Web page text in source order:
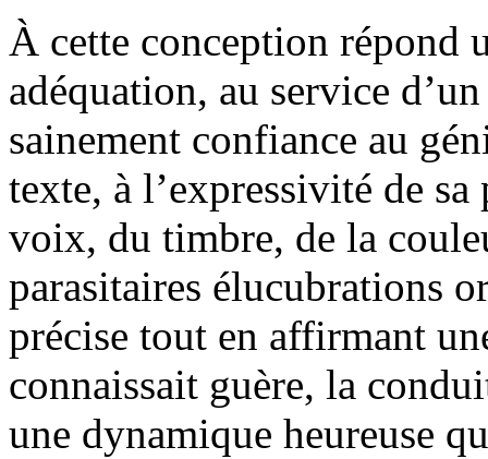
À cette conception répond
adéquation, au service
sainement confiance au
texte, à l’expressivité de
voix, du timbre, de la
parasitaires élucubrations
précise tout en affirmant
connaissait guère, la
une dynamique heureuse